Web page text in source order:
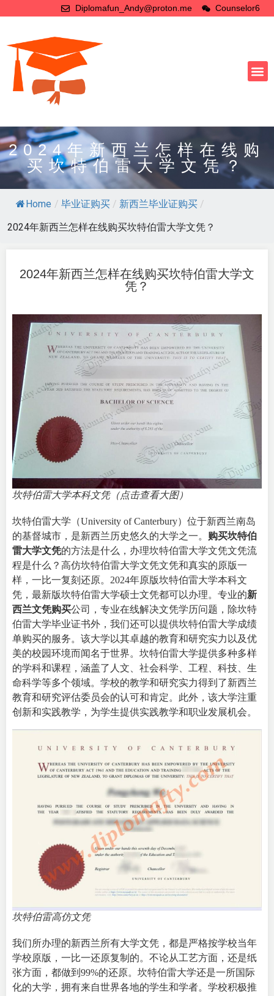
Diplomafun_Andy@proton.me Counselor6
2024年新西兰怎样在线购
买坎特伯雷大学文凭？
Home / 毕业证购买 / 新西兰毕业证购买 /
2024年新西兰怎样在线购买坎特伯雷大学文凭？
2024年新西兰怎样在线购买坎特伯雷大学文
凭？
坎特伯雷大学本科文凭（点击查看大图）
坎特伯雷大学（University of Canterbury）位于新西兰南岛
的基督城市，是新西兰历史悠久的大学之一。 购买坎特伯
雷大学文凭的方法是什么，办理坎特伯雷大学文凭文凭流
程是什么？高仿坎特伯雷大学文凭文凭和真实的原版一
样，一比一复刻还原。2024年原版坎特伯雷大学本科文
凭，最新版坎特伯雷大学硕士文凭都可以办理。专业的新
西兰文凭购买公司，专业在线解决文凭学历问题，除坎特
伯雷大学毕业证书外，我们还可以提供坎特伯雷大学成绩
单购买的服务。该大学以其卓越的教育和研究实力以及优
美的校园环境而闻名于世界。 坎特伯雷大学提供多种多样
的学科和课程，涵盖了人文、社会科学、工程、科技、生
命科学等多个领域。学校的教学和研究实力得到了新西兰
教育和研究评估委员会的认可和肯定。此外，该大学注重
创新和实践教学，为学生提供实践教学和职业发展机会。
坎特伯雷高仿文凭
我们所办理的新西兰所有大学文凭，都是严格按学校当年
学校原版，一比一还原复制的。不论从工艺方面，还是纸
张方面，都做到99%的还原。坎特伯雷大学还是一所国际
化的大学，拥有来自世界各地的学生和学者。学校积极推